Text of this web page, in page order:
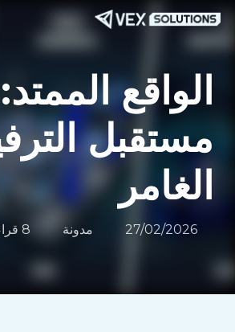
الواقع الممتد:
مستقبل
الغامر
27/02/2026 مدونة 8 قراءة دقيقة
Menu